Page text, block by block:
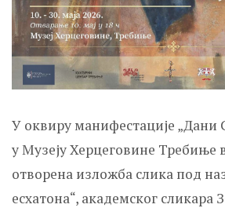
У оквиру манифестације „Дани
у Музеју Херцеговине Требиње
отворена изложба слика под
есхатона“, академског сликара